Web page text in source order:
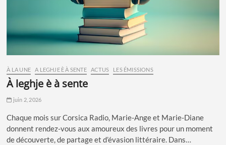
À LA UNE A LEGHJE È À SENTE ACTUS LES ÉMISSIONS
à leghje è à sente
juin 2, 2026
Chaque mois sur Corsica Radio, Marie-Ange et Marie-Diane
donnent rendez-vous aux amoureux des livres pour un moment
de découverte, de partage et d’évasion littéraire. Dans…